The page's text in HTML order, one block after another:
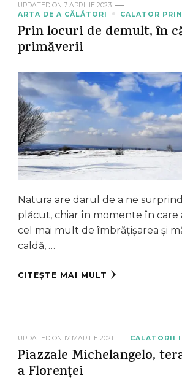
UPDATED ON 7 APRILIE 2023
ARTA DE A CĂLĂTORI
CALATOR
Prin locuri de demult, în
primăverii
Natura are darul de a ne
plăcut, chiar în momente în care
cel mai mult de îmbrățișarea și
caldă, …
CITEȘTE MAI MULT
UPDATED ON 17 MARTIE 2021 CALATORII
Piazzale Michelangelo,
a Florenței